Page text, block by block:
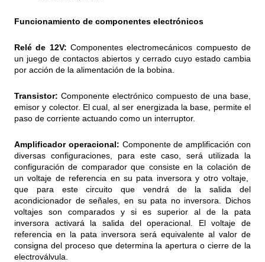
Funcionamiento de componentes electrónicos
Relé de 12V: Componentes electromecánicos compuesto de
un juego de contactos abiertos y cerrado cuyo estado cambia
por acción de la alimentación de la bobina.
Transistor: Componente electrónico compuesto de una base,
emisor y colector. El cual, al ser energizada la base, permite el
paso de corriente actuando como un interruptor.
Amplificador operacional: Componente de amplificación con
diversas configuraciones, para este caso, será utilizada la
configuración de comparador que consiste en la colación de
un voltaje de referencia en su pata inversora y otro voltaje,
que para este circuito que vendrá de la salida del
acondicionador de señales, en su pata no inversora. Dichos
voltajes son comparados y si es superior al de la pata
inversora activará la salida del operacional. El voltaje de
referencia en la pata inversora será equivalente al valor de
consigna del proceso que determina la apertura o cierre de la
electroválvula.